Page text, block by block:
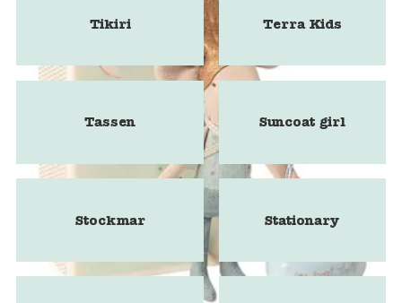
Tikiri Terra Kids
Tassen Suncoat girl
Stockmar Stationary